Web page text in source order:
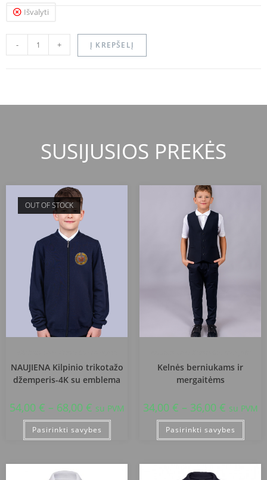
Išvalyti
- + Į KREPŠELĮ
SUSIJUSIOS PREKĖS
OUT OF STOCK
NAUJIENA Kilpinio trikotažo
džemperis-4K su emblema
54,00 € – 68,00 € su PVM
Pasirinkti savybes
Kelnės berniukams ir
mergaitėms
34,00 € – 36,00 € su PVM
Pasirinkti savybes